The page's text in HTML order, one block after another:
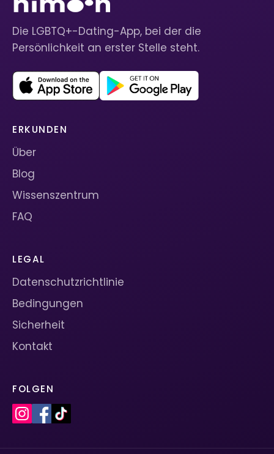
Die LGBTQ+-Dating-App, bei der die
Persönlichkeit an erster Stelle steht.
ERKUNDEN
Über
Blog
Wissenszentrum
FAQ
LEGAL
Datenschutzrichtlinie
Bedingungen
Sicherheit
Kontakt
FOLGEN